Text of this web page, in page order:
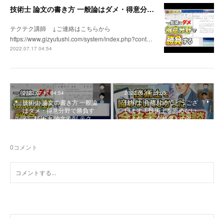
技術士 論文の書き方 一般論はダメ・得意分野で勝負する 技術士 論文添削 テクテク講師 技術士システム
テクテク講師 ↓ご連絡はこちらから
https://www.gizyutushi.com/system/index.php?cont…
2022.07.17 04:54
2022.07.17 04:54
技術士 論文の書き方 一般論
はダメ・得意分野で勝負す
る 技術士 論文添削 テク…
2022.05.14 10:05
技術士 合格おめでとうござ
います！技術士を諦めない
でよかった 合格者との対…
0コメント